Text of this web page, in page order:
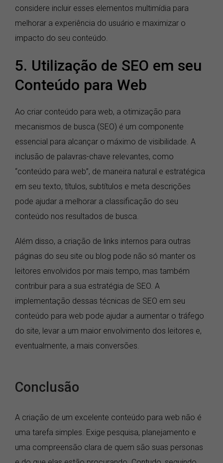
considere incluir esses elementos multimídia para
melhorar a experiência do usuário e maximizar o
impacto do seu conteúdo.
5. Utilização de SEO em seu
Conteúdo para Web
Ao criar conteúdo para web, a otimização para
mecanismos de busca (SEO) é um componente
essencial para alcançar o máximo de visibilidade. A
inclusão de palavras-chave relevantes, como
“conteúdo para web”, de maneira natural e estratégica
em seu texto, títulos, subtítulos e meta descrições
pode ajudar a melhorar a classificação do seu
conteúdo nos resultados de busca.
Além disso, a criação de links internos para outras
páginas do seu site ou blog pode não só manter os
leitores envolvidos por mais tempo, mas também
contribuir para a sua estratégia de SEO. A
implementação dessas técnicas de SEO em seu
conteúdo para web pode ajudar a aumentar o tráfego
do site, levar a um maior envolvimento dos leitores e,
eventualmente, a mais conversões.
Conclusão
A criação de um excelente conteúdo para web não é
uma tarefa simples. Exige pesquisa, planejamento e
uma compreensão clara de quem são suas personas